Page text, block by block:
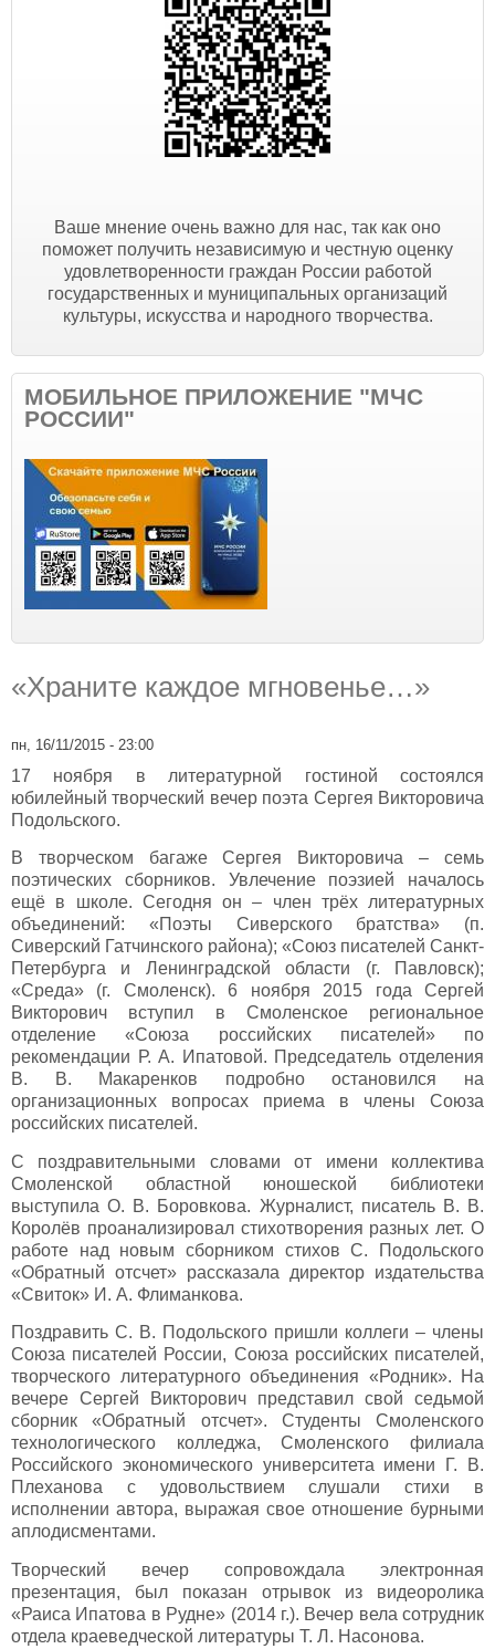
Ваше мнение очень важно для нас, так как оно
поможет получить независимую и честную оценку
удовлетворенности граждан России работой
государственных и муниципальных организаций
культуры, искусства и народного творчества.
МОБИЛЬНОЕ ПРИЛОЖЕНИЕ "МЧС
РОССИИ"
«Храните каждое мгновенье…»
пн, 16/11/2015 - 23:00
17 ноября в литературной гостиной состоялся
юбилейный творческий вечер поэта Сергея Викторовича
Подольского.
В творческом багаже Сергея Викторовича – семь
поэтических сборников. Увлечение поэзией началось
ещё в школе. Сегодня он – член трёх литературных
объединений: «Поэты Сиверского братства» (п.
Сиверский Гатчинского района); «Союз писателей Санкт-
Петербурга и Ленинградской области (г. Павловск);
«Среда» (г. Смоленск). 6 ноября 2015 года Сергей
Викторович вступил в Смоленское региональное
отделение «Союза российских писателей» по
рекомендации Р. А. Ипатовой. Председатель отделения
В. В. Макаренков подробно остановился на
организационных вопросах приема в члены Союза
российских писателей.
С поздравительными словами от имени коллектива
Смоленской областной юношеской библиотеки
выступила О. В. Боровкова. Журналист, писатель В. В.
Королёв проанализировал стихотворения разных лет. О
работе над новым сборником стихов С. Подольского
«Обратный отсчет» рассказала директор издательства
«Свиток» И. А. Флиманкова.
Поздравить С. В. Подольского пришли коллеги – члены
Союза писателей России, Союза российских писателей,
творческого литературного объединения «Родник». На
вечере Сергей Викторович представил свой седьмой
сборник «Обратный отсчет». Студенты Смоленского
технологического колледжа, Смоленского филиала
Российского экономического университета имени Г. В.
Плеханова с удовольствием слушали стихи в
исполнении автора, выражая свое отношение бурными
аплодисментами.
Творческий вечер сопровождала электронная
презентация, был показан отрывок из видеоролика
«Раиса Ипатова в Рудне» (2014 г.). Вечер вела сотрудник
отдела краеведческой литературы Т. Л. Насонова.